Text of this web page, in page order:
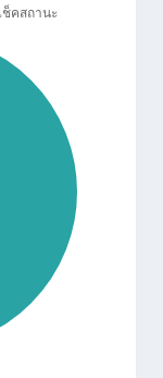
งานสุข
อนามัย
งานสุข
งานสุข
อนามัย
งานสุข